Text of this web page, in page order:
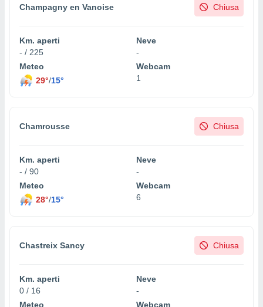
Champagny en Vanoise Chiusa
Km. aperti
- / 225
Neve
-
Meteo
29°/15°
Webcam
1
Chamrousse Chiusa
Km. aperti
- / 90
Neve
-
Meteo
28°/15°
Webcam
6
Chastreix Sancy Chiusa
Km. aperti
0 / 16
Neve
-
Meteo
Webcam